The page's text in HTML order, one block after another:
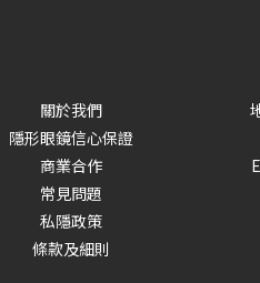
關於我們
隱形眼鏡信心保證
商業合作
常見問題
私隱政策
條款及細則